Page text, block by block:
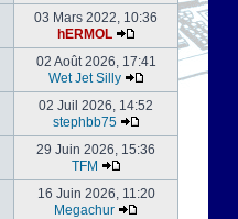
03 Mars 2022, 10:36
hERMOL
02 Août 2026, 17:41
Wet Jet Silly
02 Juil 2026, 14:52
stephbb75
29 Juin 2026, 15:36
TFM
16 Juin 2026, 11:20
Megachur